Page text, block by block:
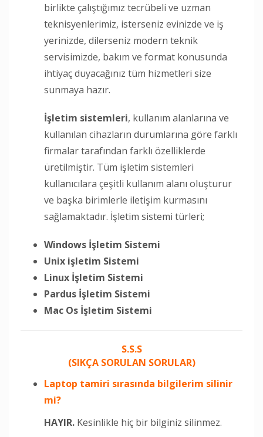
birlikte çalıştığımız tecrübeli ve uzman
teknisyenlerimiz, isterseniz evinizde ve iş
yerinizde, dilerseniz modern teknik
servisimizde, bakım ve format konusunda
ihtiyaç duyacağınız tüm hizmetleri size
sunmaya hazır.
İşletim sistemleri, kullanım alanlarına ve
kullanılan cihazların durumlarına göre farklı
firmalar tarafından farklı özelliklerde
üretilmiştir. Tüm işletim sistemleri
kullanıcılara çeşitli kullanım alanı oluşturur
ve başka birimlerle iletişim kurmasını
sağlamaktadır. İşletim sistemi türleri;
Windows İşletim Sistemi
Unix işletim Sistemi
Linux İşletim Sistemi
Pardus İşletim Sistemi
Mac Os İşletim Sistemi
S.S.S
(SIKÇA SORULAN SORULAR)
Laptop tamiri sırasında bilgilerim silinir
mi?
HAYIR. Kesinlikle hiç bir bilginiz silinmez.